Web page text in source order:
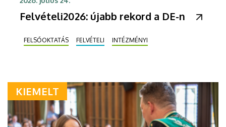
Felvételi2026: újabb rekord a DE-n
FELSŐOKTATÁS FELVÉTELI INTÉZMÉNYI
KIEMELT